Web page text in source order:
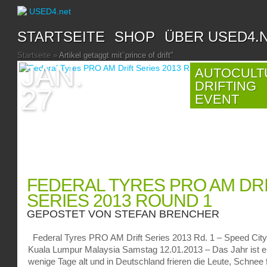
STARTSEITE SHOP ÜBER
Startseite » Artikel getaggt mit"prince of drift"
DRIFTING
EVENT
JAN.
27
FEDERAL TYRES PRO AM
SERIES 2013 ROUND 1
GEPOSTET VON STEFAN BRENCHER
Federal Tyres PRO AM Drift Series 2013 Rd. 1 – Speed City
Kuala Lumpur Malaysia Samstag 12.01.2013 – Das Jahr ist
wenige Tage alt und in Deutschland frieren die Leute, Schnee